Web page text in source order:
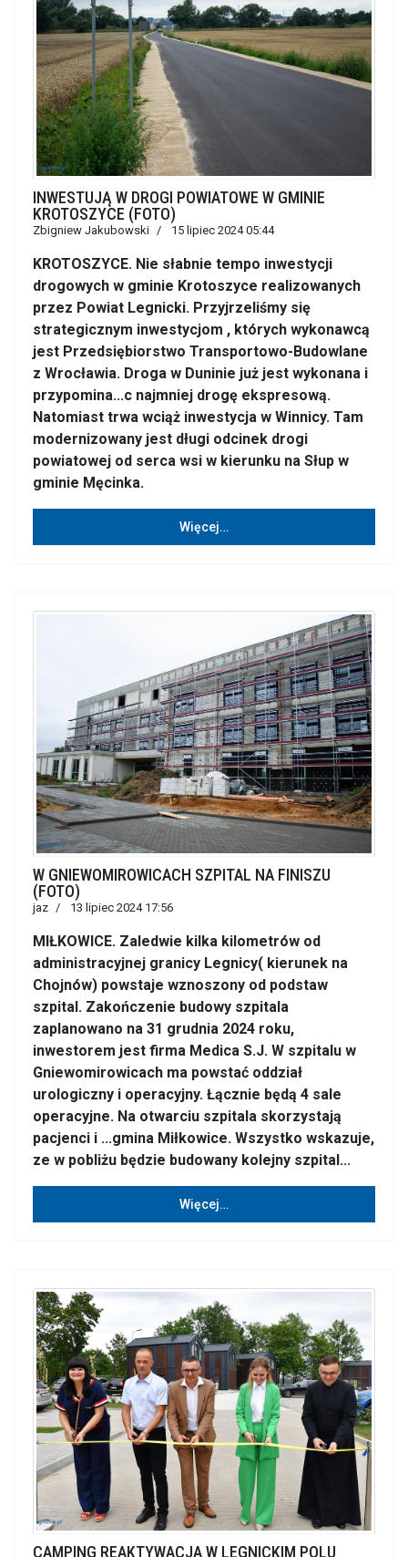
INWESTUJĄ W DROGI POWIATOWE W GMINIE
KROTOSZYCE (FOTO)
Zbigniew Jakubowski 15 lipiec 2024 05:44
KROTOSZYCE. Nie słabnie tempo inwestycji
drogowych w gminie Krotoszyce realizowanych
przez Powiat Legnicki. Przyjrzeliśmy się
strategicznym inwestycjom , których wykonawcą
jest Przedsiębiorstwo Transportowo-Budowlane
z Wrocławia. Droga w Duninie już jest wykonana i
przypomina...c najmniej drogę ekspresową.
Natomiast trwa wciąż inwestycja w Winnicy. Tam
modernizowany jest długi odcinek drogi
powiatowej od serca wsi w kierunku na Słup w
gminie Męcinka.
Więcej…
W GNIEWOMIROWICACH SZPITAL NA FINISZU
(FOTO)
jaz 13 lipiec 2024 17:56
MIŁKOWICE. Zaledwie kilka kilometrów od
administracyjnej granicy Legnicy( kierunek na
Chojnów) powstaje wznoszony od podstaw
szpital. Zakończenie budowy szpitala
zaplanowano na 31 grudnia 2024 roku,
inwestorem jest firma Medica S.J. W szpitalu w
Gniewomirowicach ma powstać oddział
urologiczny i operacyjny. Łącznie będą 4 sale
operacyjne. Na otwarciu szpitala skorzystają
pacjenci i ...gmina Miłkowice. Wszystko wskazuje,
ze w pobliżu będzie budowany kolejny szpital...
Więcej…
CAMPING REAKTYWACJA W LEGNICKIM POLU